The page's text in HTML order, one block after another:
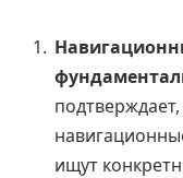
ищут